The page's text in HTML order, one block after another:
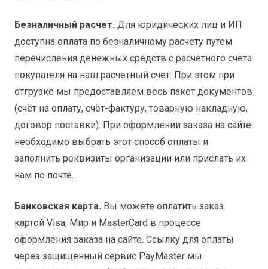
Безналичный расчет. Для юридических лиц и ИП
доступна оплата по безналичному расчету путем
перечисления денежных средств с расчетного счета
покупателя на наш расчетный счет. При этом при
отгрузке мы предоставляем весь пакет документов
(счёт на оплату, счёт-фактуру, товарную накладную,
договор поставки). При оформлении заказа на сайте
необходимо выбрать этот способ оплаты и
заполнить реквизиты организации или прислать их
нам по почте.
Банковская карта. Вы можете оплатить заказ
картой Visa, Мир и MasterCard в процессе
оформления заказа на сайте. Ссылку для оплаты
через защищенный сервис PayMaster мы